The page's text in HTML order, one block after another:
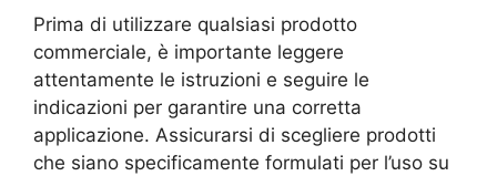
Prima di utilizzare qualsiasi prodotto
commerciale, è importante leggere
attentamente le istruzioni e seguire le
indicazioni per garantire una corretta
applicazione. Assicurarsi di scegliere prodotti
che siano specificamente formulati per l’uso su